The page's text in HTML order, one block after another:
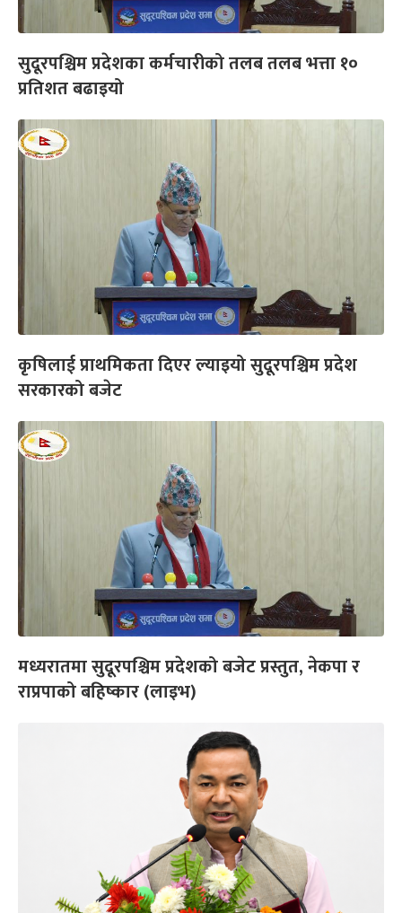
सुदूरपश्चिम प्रदेशका कर्मचारीको तलब तलब भत्ता १०
प्रतिशत बढाइयो
कृषिलाई प्राथमिकता दिएर ल्याइयो सुदूरपश्चिम प्रदेश
सरकारको बजेट
मध्यरातमा सुदूरपश्चिम प्रदेशको बजेट प्रस्तुत, नेकपा र
राप्रपाको बहिष्कार (लाइभ)